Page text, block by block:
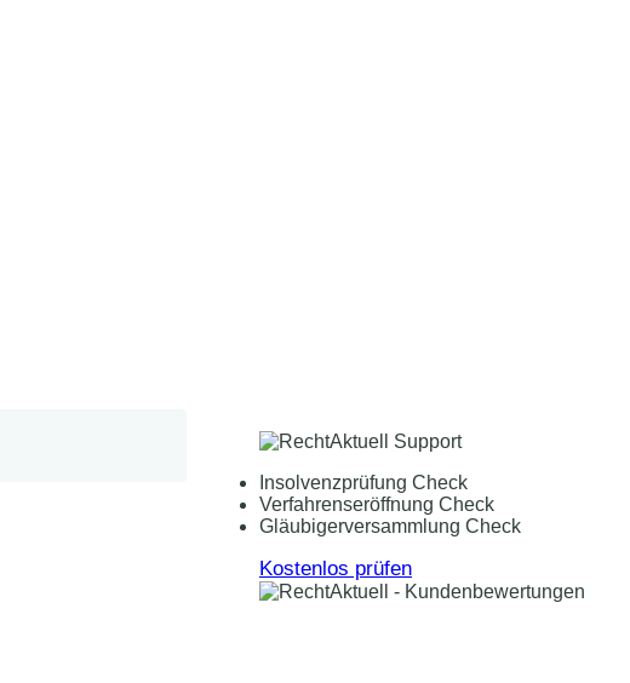
Insolvenzprüfung Check
Verfahrenseröffnung Check
Gläubigerversammlung Check
Kostenlos prüfen